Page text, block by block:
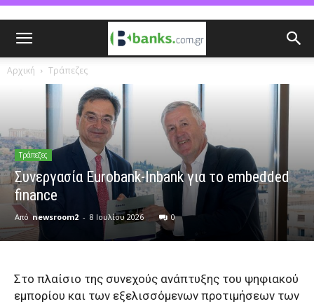
Αρχική Τράπεζες
Τράπεζες
Συνεργασία Eurobank-Inbank για το embedded
finance
Από newsroom2 - 8 Ιουλίου 2026 0
Στο πλαίσιο της συνεχούς ανάπτυξης του ψηφιακού
εμπορίου και των εξελισσόμενων προτιμήσεων των